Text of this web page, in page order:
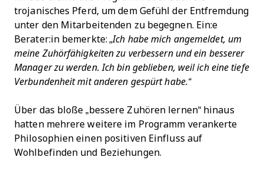
trojanisches Pferd, um dem Gefühl der Entfremdung
unter den Mitarbeitenden zu begegnen. Ein:e
Berater:in bemerkte:„Ich habe mich angemeldet, um
meine Zuhörfähigkeiten zu verbessern und ein besserer
Manager zu werden. Ich bin geblieben, weil ich eine tiefe
Verbundenheit mit anderen gespürt habe.“
Über das bloße „bessere Zuhören lernen“ hinaus
hatten mehrere weitere im Programm verankerte
Philosophien einen positiven Einfluss auf
Wohlbefinden und Beziehungen.